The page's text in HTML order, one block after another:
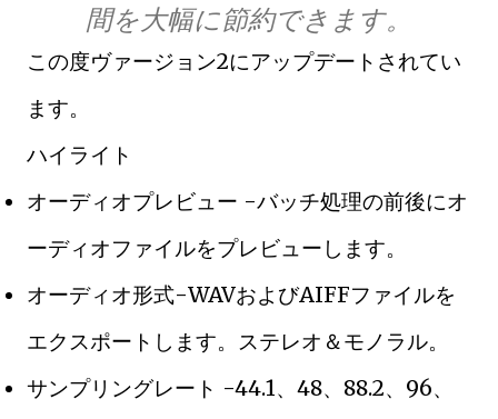
間を大幅に節約できます。
この度ヴァージョン2にアップデートされてい
ます。
ハイライト
オーディオプレビュー -バッチ処理の前後にオ
ーディオファイルをプレビューします。
オーディオ形式-WAVおよびAIFFファイルを
エクスポートします。ステレオ＆モノラル。
サンプリングレート -44.1、48、88.2、96、